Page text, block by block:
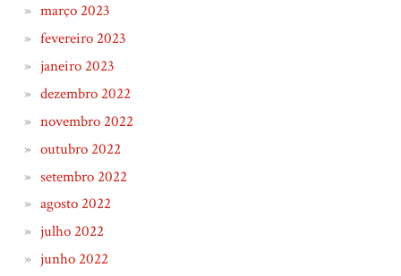
março 2023
fevereiro 2023
janeiro 2023
dezembro 2022
novembro 2022
outubro 2022
setembro 2022
agosto 2022
julho 2022
junho 2022